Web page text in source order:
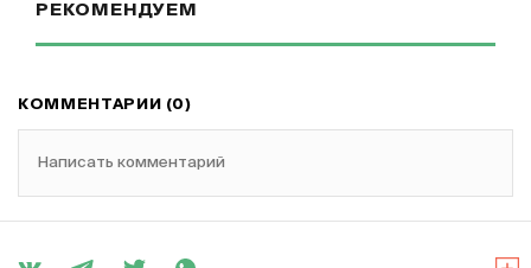
РЕКОМЕНДУЕМ
КОММЕНТАРИИ (0)
Написать комментарий